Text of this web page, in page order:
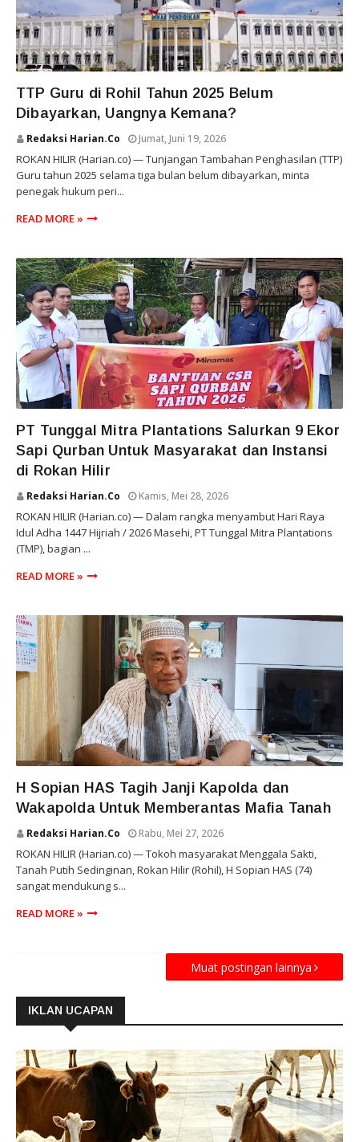
TTP Guru di Rohil Tahun 2025 Belum
Dibayarkan, Uangnya Kemana?
Redaksi Harian.co Jumat, Juni 19, 2026
ROKAN HILIR (Harian.co) — Tunjangan Tambahan Penghasilan (TTP)
Guru tahun 2025 selama tiga bulan belum dibayarkan, minta
penegak hukum peri...
READ MORE »
PT Tunggal Mitra Plantations Salurkan 9 Ekor
Sapi Qurban Untuk Masyarakat dan Instansi
di Rokan Hilir
Redaksi Harian.co Kamis, Mei 28, 2026
ROKAN HILIR (Harian.co) — Dalam rangka menyambut Hari Raya
Idul Adha 1447 Hijriah / 2026 Masehi, PT Tunggal Mitra Plantations
(TMP), bagian ...
READ MORE »
H Sopian HAS Tagih Janji Kapolda dan
Wakapolda Untuk Memberantas Mafia Tanah
Redaksi Harian.co Rabu, Mei 27, 2026
ROKAN HILIR (Harian.co) — Tokoh masyarakat Menggala Sakti,
Tanah Putih Sedinginan, Rokan Hilir (Rohil), H Sopian HAS (74)
sangat mendukung s...
READ MORE »
Muat postingan lainnya
IKLAN UCAPAN